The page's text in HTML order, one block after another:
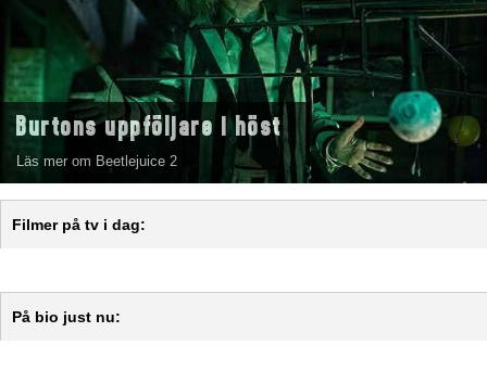
Burtons uppföljare i höst
Läs mer om Beetlejuice 2
Filmer på tv i dag:
På bio just nu: